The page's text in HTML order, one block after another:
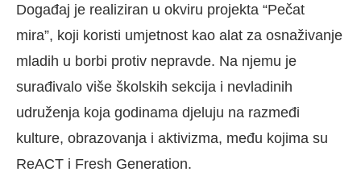
Događaj je realiziran u okviru projekta “Pečat
mira”, koji koristi umjetnost kao alat za osnaživanje
mladih u borbi protiv nepravde. Na njemu je
surađivalo više školskih sekcija i nevladinih
udruženja koja godinama djeluju na razmeđi
kulture, obrazovanja i aktivizma, među kojima su
ReACT i Fresh Generation.